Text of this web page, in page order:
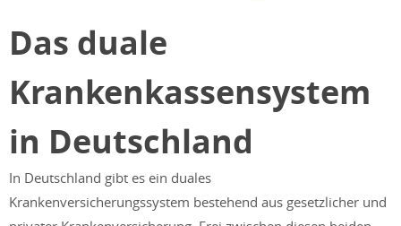
Das duale
Krankenkassensystem
in Deutschland
In Deutschland gibt es ein duales
Krankenversicherungssystem bestehend aus gesetzlicher und